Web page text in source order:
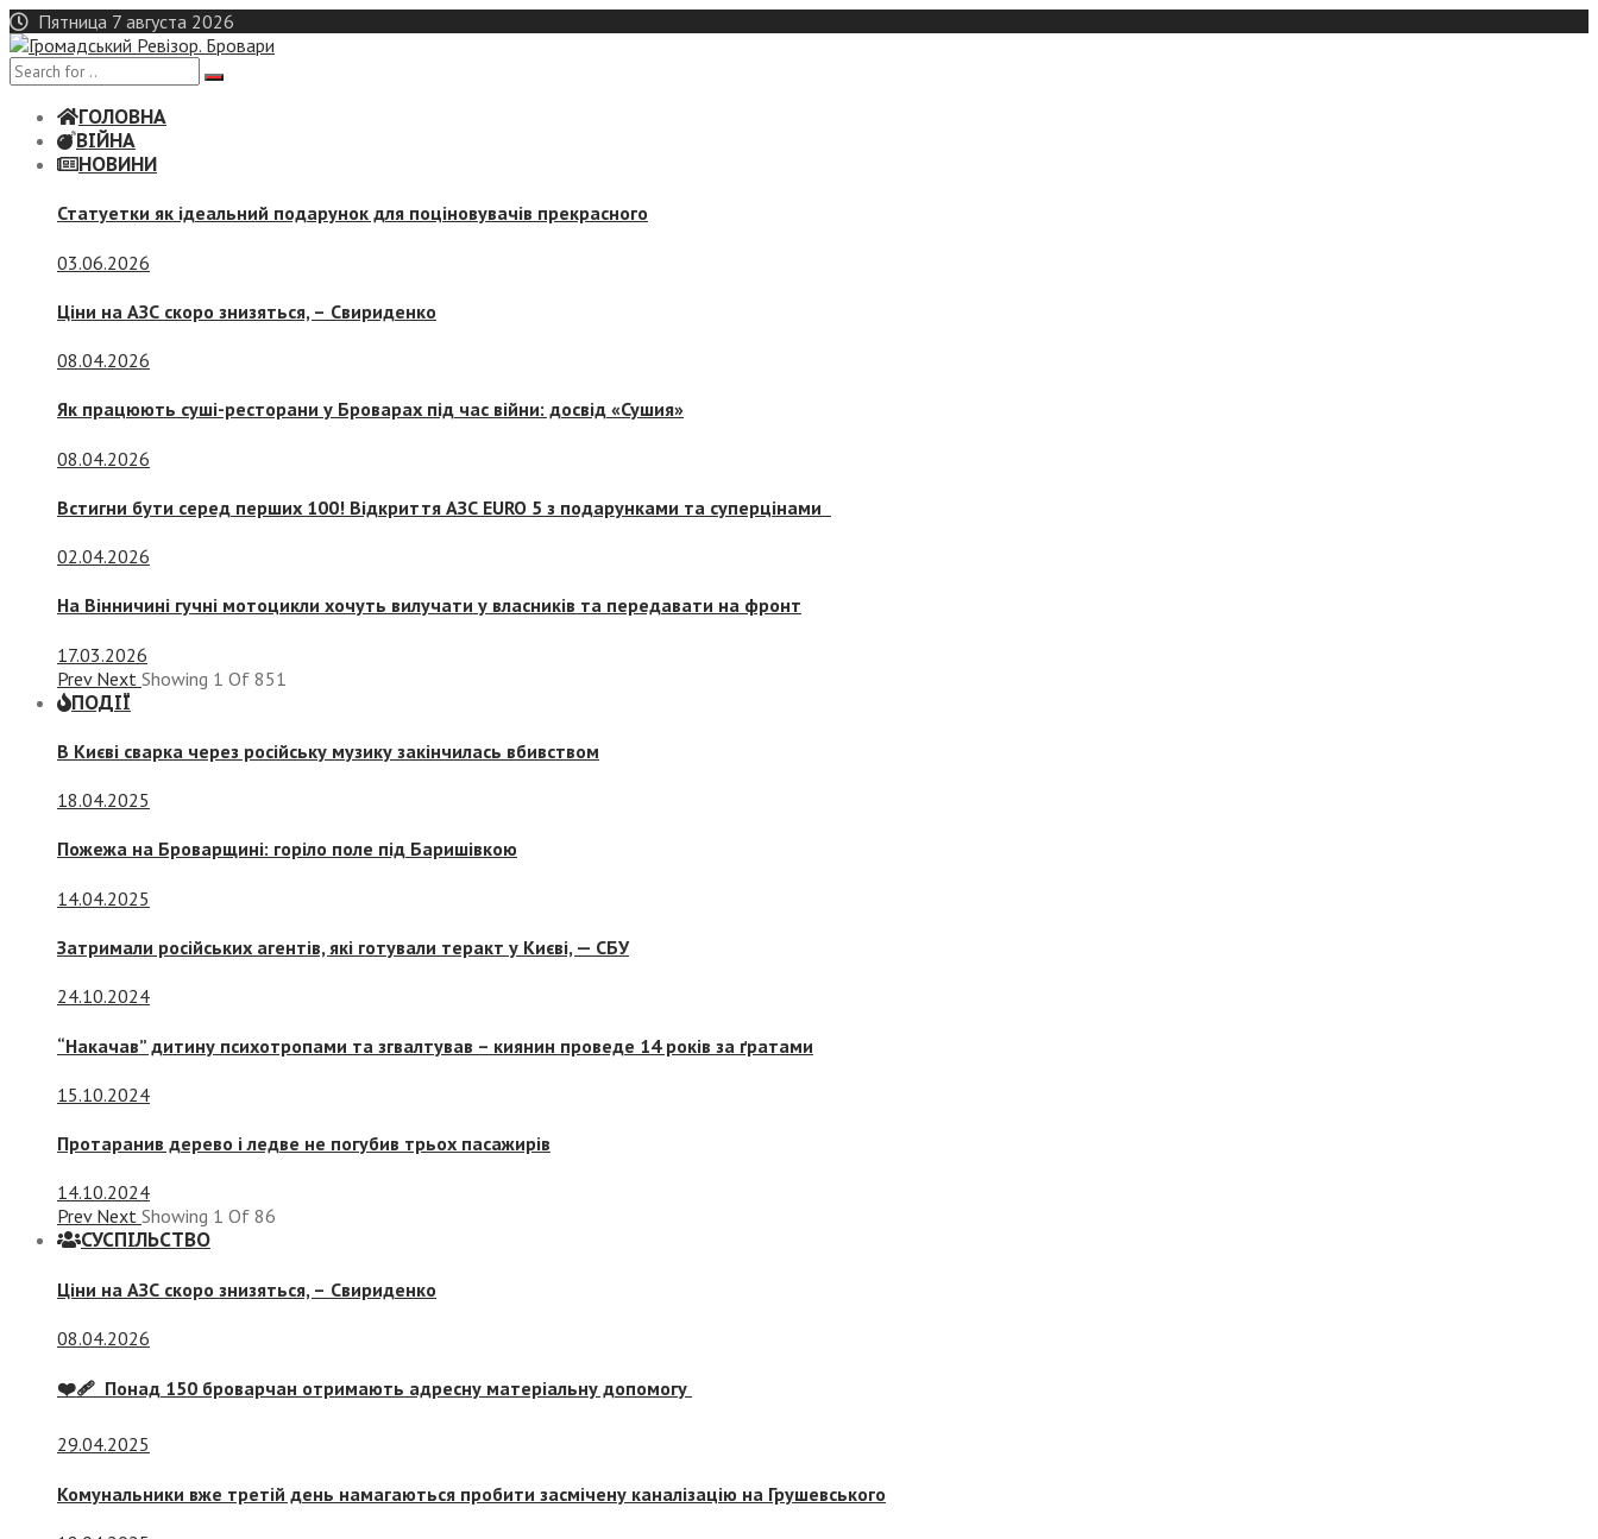
Skip
to
content
Пятница 7 августа 2026
ГОЛОВНА
ВІЙНА
НОВИНИ
Статуетки як ідеальний подарунок для поціновувачів прекрасного
03.06.2026
Ціни на АЗС скоро знизяться, – Свириденко
08.04.2026
Як працюють суші-ресторани у Броварах під час війни: досвід «Сушия»
08.04.2026
Встигни бути серед перших 100! Відкриття АЗС EURO 5 з подарунками та суперцінами
02.04.2026
На Вінничині гучні мотоцикли хочуть вилучати у власників та передавати на фронт
17.03.2026
Prev Next Showing 1 Of 851
ПОДІЇ
В Києві сварка через російську музику закінчилась вбивством
18.04.2025
Пожежа на Броварщині: горіло поле під Баришівкою
14.04.2025
Затримали російських агентів, які готували теракт у Києві, — СБУ
24.10.2024
“Накачав” дитину психотропами та згвалтував – киянин проведе 14 років за ґратами
15.10.2024
Протаранив дерево і ледве не погубив трьох пасажирів
14.10.2024
Prev Next Showing 1 Of 86
СУСПIЛЬСТВО
Ціни на АЗС скоро знизяться, – Свириденко
08.04.2026
❤️‍🩹 Понад 150 броварчан отримають адресну матеріальну допомогу
29.04.2025
Комунальники вже третій день намагаються пробити засмічену каналізацію на Грушевського